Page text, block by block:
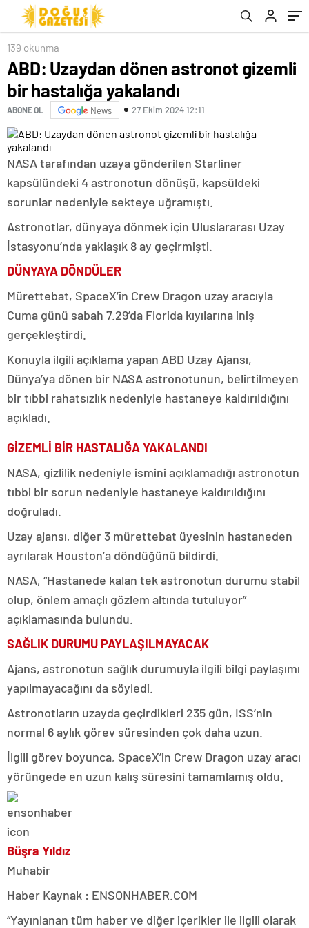
139 okunma
ABD: Uzaydan dönen astronot gizemli
bir hastalığa yakalandı
ABONE OL News 27 Ekim 2024 12:11
NASA tarafından uzaya gönderilen Starliner
kapsülündeki 4 astronotun dönüşü, kapsüldeki
sorunlar nedeniyle sekteye uğramıştı.
Astronotlar, dünyaya dönmek için Uluslararası Uzay
İstasyonu’nda yaklaşık 8 ay geçirmişti.
DÜNYAYA DÖNDÜLER
Mürettebat, SpaceX’in Crew Dragon uzay aracıyla
Cuma günü sabah 7.29’da Florida kıyılarına iniş
gerçekleştirdi.
Konuyla ilgili açıklama yapan ABD Uzay Ajansı,
Dünya’ya dönen bir NASA astronotunun, belirtilmeyen
bir tıbbi rahatsızlık nedeniyle hastaneye kaldırıldığını
açıkladı.
GİZEMLİ BİR HASTALIĞA YAKALANDI
NASA, gizlilik nedeniyle ismini açıklamadığı astronotun
tıbbi bir sorun nedeniyle hastaneye kaldırıldığını
doğruladı.
Uzay ajansı, diğer 3 mürettebat üyesinin hastaneden
ayrılarak Houston’a döndüğünü bildirdi.
NASA, “Hastanede kalan tek astronotun durumu stabil
olup, önlem amaçlı gözlem altında tutuluyor”
açıklamasında bulundu.
SAĞLIK DURUMU PAYLAŞILMAYACAK
Ajans, astronotun sağlık durumuyla ilgili bilgi paylaşımı
yapılmayacağını da söyledi.
Astronotların uzayda geçirdikleri 235 gün, ISS’nin
normal 6 aylık görev süresinden çok daha uzun.
İlgili görev boyunca, SpaceX’in Crew Dragon uzay aracı
yörüngede en uzun kalış süresini tamamlamış oldu.
Büşra Yıldız
Muhabir
Haber Kaynak : ENSONHABER.COM
“Yayınlanan tüm haber ve diğer içerikler ile ilgili olarak